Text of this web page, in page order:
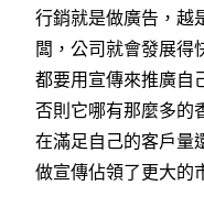
行銷就是做廣告，越
闆，公司就會發展得
都要用宣傳來推廣自
否則它哪有那麼多的
在滿足自己的客戶量
做宣傳佔領了更大的